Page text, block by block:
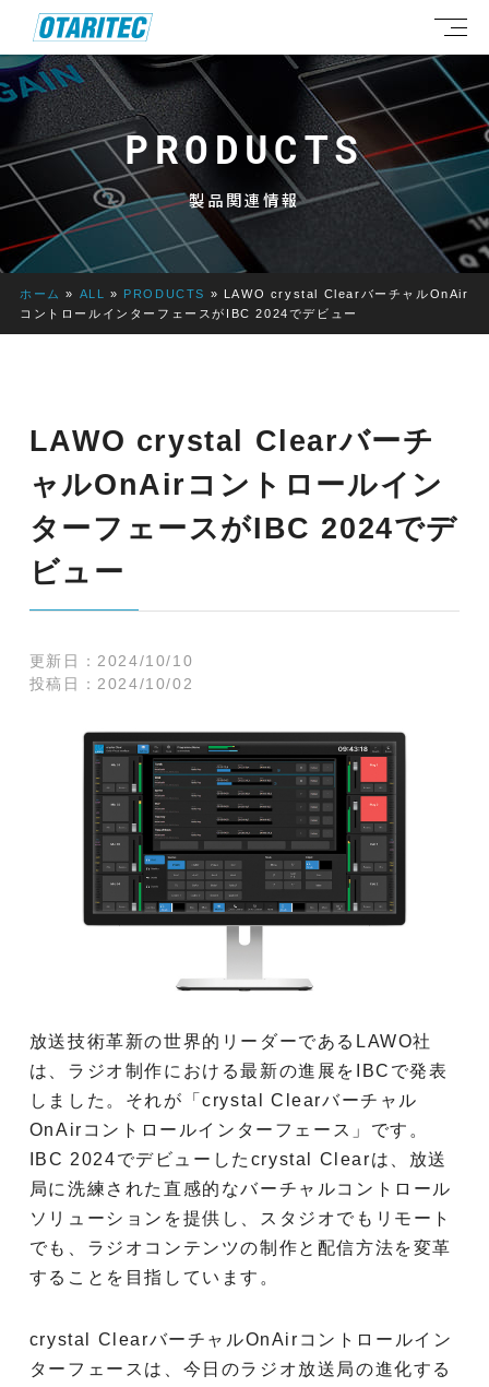
PRODUCTS
製品関連情報
ホーム » ALL » PRODUCTS » LAWO crystal ClearバーチャルOnAir
コントロールインターフェースがIBC 2024でデビュー
LAWO crystal Clearバーチ
ャルOnAirコントロールイン
ターフェースがIBC 2024でデ
ビュー
更新日： 2024/10/10
投稿日： 2024/10/02
放送技術革新の世界的リーダーであるLAWO社
は、ラジオ制作における最新の進展をIBCで発表
しました。それが「crystal Clearバーチャル
OnAirコントロールインターフェース」です。
IBC 2024でデビューしたcrystal Clearは、放送
局に洗練された直感的なバーチャルコントロール
ソリューションを提供し、スタジオでもリモート
でも、ラジオコンテンツの制作と配信方法を変革
することを目指しています。
crystal ClearバーチャルOnAirコントロールイン
ターフェースは、今日のラジオ放送局の進化する